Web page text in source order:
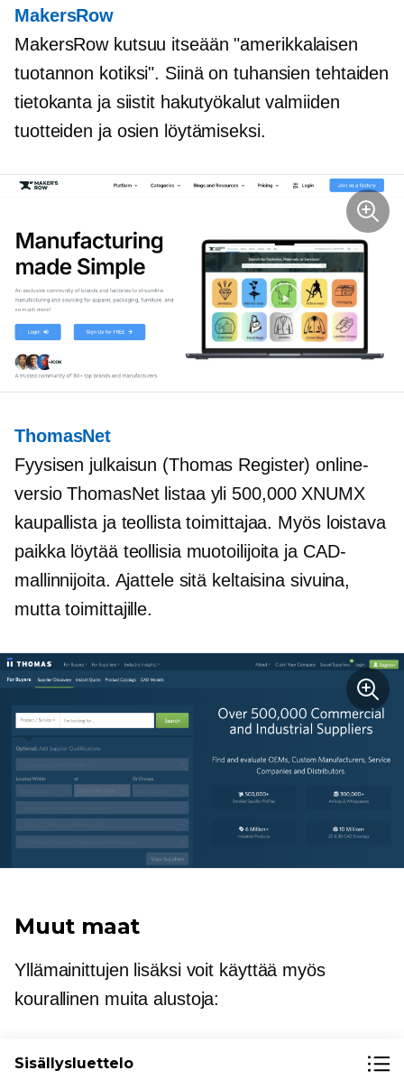
MakersRow
MakersRow kutsuu itseään "amerikkalaisen
tuotannon kotiksi". Siinä on tuhansien tehtaiden
tietokanta ja siistit hakutyökalut valmiiden
tuotteiden ja osien löytämiseksi.
ThomasNet
Fyysisen julkaisun (Thomas Register) online-
versio ThomasNet listaa yli 500,000 XNUMX
kaupallista ja teollista toimittajaa. Myös loistava
paikka löytää teollisia muotoilijoita ja CAD-
mallinnijoita. Ajattele sitä keltaisina sivuina,
mutta toimittajille.
Muut maat
Yllämainittujen lisäksi voit käyttää myös
kourallinen muita alustoja:
IndiaMart
Sisällysluettelo